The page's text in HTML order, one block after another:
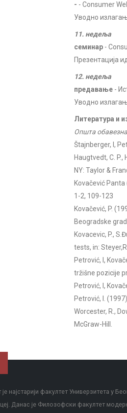
- - Consumer
Уводно
11. недеља
семинар -
Презентација
12. недеља
предавање -
Уводно
Литература и
Општа
Štajnberger, I,
Haugtvedt, C. P.,
NY: Taylor &
Kovačević
1-2, 109-123
Kovačević, P.
Beogradske
Kovacevic, P.,
tests, in:
Petrović, I,
tržišne pozicije
Petrović, I,
Petrović, I.
Worcester, R.,
McGraw-Hill.
најстарији факултет Универзитета у
Данас је Филозофски факултет